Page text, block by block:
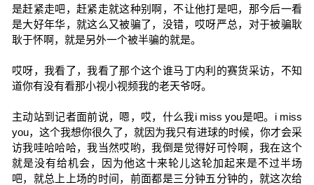
是赶紧走吧，赶紧走就这种别啊，不让他打是吧，那今后一看
是大好年华，就这么又被骗了，没错，哎呀严总，对于被骗耿
耿于怀啊，就是另外一个被半骗的就是。
哎呀，我看了，我看了那个这个谁马丁内利的赛货采访，不知
道你有没有看那小视小视频我的老天爷呀。
主动站到记者面前说，嗯，哎，什么我i miss you是吧。i miss
you，这个我想你很久了，就因为我只有进球的时候，你才会采
访我哇哈哈哈，我当然哎哟，我倒是觉得好可怜啊，我在这个
就是没有给机会，因为他这十来轮儿这轮加起来是不过半场
吧，就总上上场的时间，前面都是三分钟五分钟的，就这次给